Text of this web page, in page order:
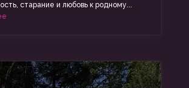
старание и любовь к родному...